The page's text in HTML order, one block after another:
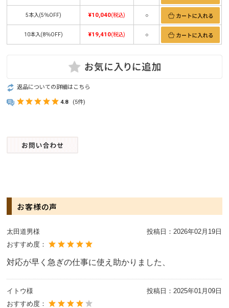
5本入(5％OFF) ¥10,040(税込) ○
10本入(8％OFF) ¥19,410(税込) ○
返品についての詳細はこちら
4.8 (5件)
お客様の声
太田道男様 投稿日： 2026年02月19日
おすすめ度：
対応が早く急ぎの仕事に使え助かりました、
イトウ様 投稿日： 2025年01月09日
おすすめ度：